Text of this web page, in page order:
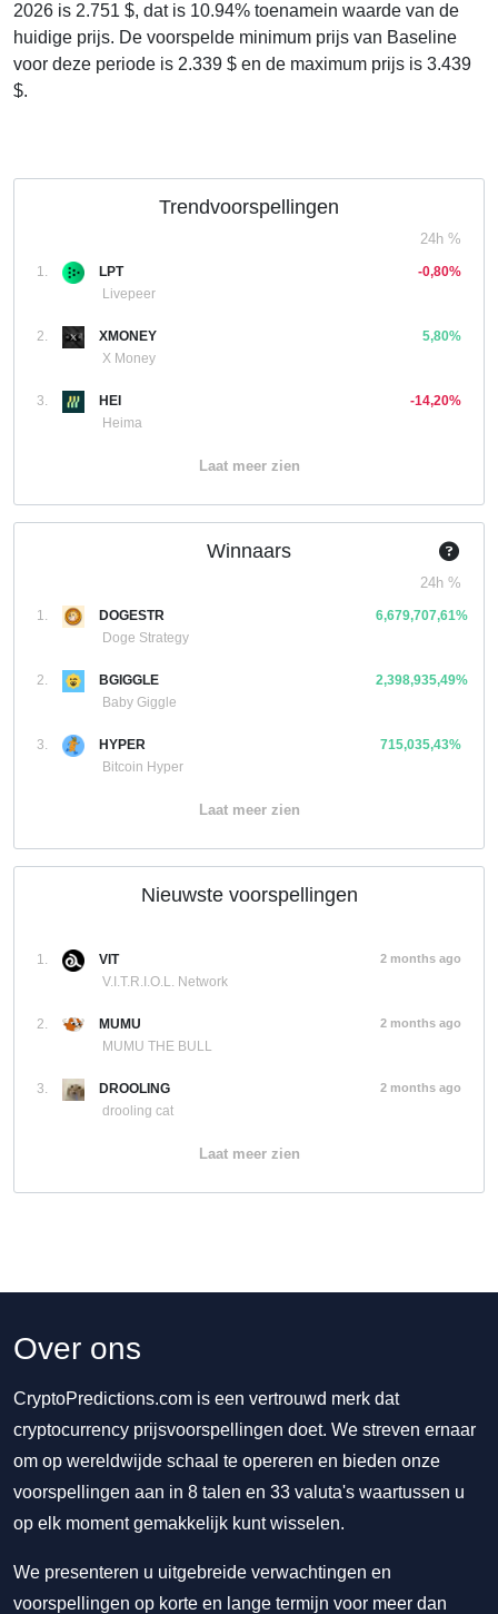
2026 is 2.751 $, dat is 10.94% toenamein waarde van de
huidige prijs. De voorspelde minimum prijs van Baseline
voor deze periode is 2.339 $ en de maximum prijs is 3.439
$.
Trendvoorspellingen
24h %
1.
LPT
Livepeer
-0,80%
2.
XMONEY
X Money
5,80%
3.
HEI
Heima
-14,20%
Laat meer zien
Winnaars
24h %
1.
DOGESTR
Doge Strategy
6,679,707,61%
2.
BGIGGLE
Baby Giggle
2,398,935,49%
3.
HYPER
Bitcoin Hyper
715,035,43%
Laat meer zien
Nieuwste voorspellingen
1.
VIT
V.I.T.R.I.O.L. Network
2 months ago
2.
MUMU
MUMU THE BULL
2 months ago
3.
DROOLING
drooling cat
2 months ago
Laat meer zien
Over ons
CryptoPredictions.com is een vertrouwd merk dat
cryptocurrency prijsvoorspellingen doet. We streven ernaar
om op wereldwijde schaal te opereren en bieden onze
voorspellingen aan in 8 talen en 33 valuta's waartussen u
op elk moment gemakkelijk kunt wisselen.
We presenteren u uitgebreide verwachtingen en
voorspellingen op korte en lange termijn voor meer dan